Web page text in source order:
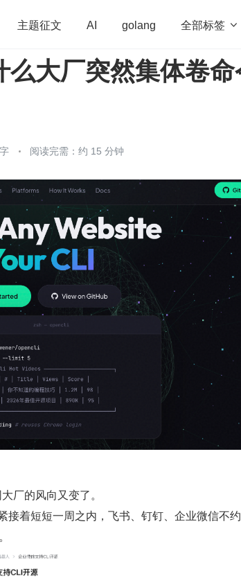
主题征文 AI golang 全部标签 
算法 学习方法 Web3.0 高
么大厂突然集体卷命
阅读完需：约 15 分钟
厂的风向又变了。
接着短短一周之内，飞书、钉钉、企业微信不